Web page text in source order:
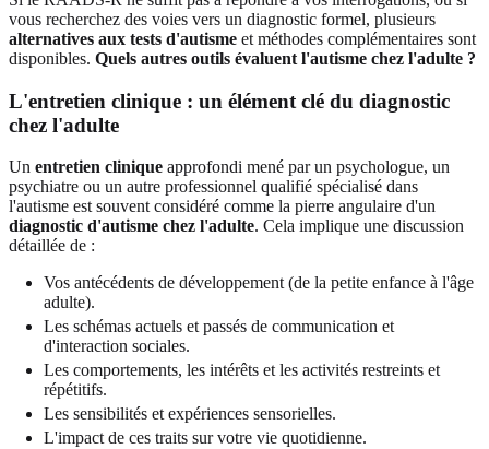
vous recherchez des voies vers un diagnostic formel, plusieurs
alternatives aux tests d'autisme et méthodes complémentaires sont
disponibles. Quels autres outils évaluent l'autisme chez l'adulte ?
L'entretien clinique : un élément clé du diagnostic
chez l'adulte
Un entretien clinique approfondi mené par un psychologue, un
psychiatre ou un autre professionnel qualifié spécialisé dans
l'autisme est souvent considéré comme la pierre angulaire d'un
diagnostic d'autisme chez l'adulte. Cela implique une discussion
détaillée de :
Vos antécédents de développement (de la petite enfance à l'âge
adulte).
Les schémas actuels et passés de communication et
d'interaction sociales.
Les comportements, les intérêts et les activités restreints et
répétitifs.
Les sensibilités et expériences sensorielles.
L'impact de ces traits sur votre vie quotidienne.